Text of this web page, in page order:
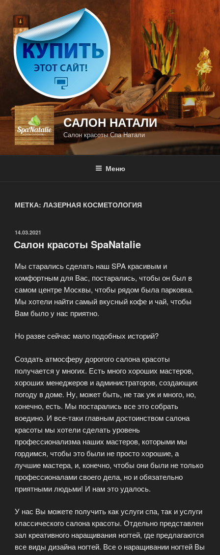
Перейти
содержимому
CАЛОН НАТАЛИ
Салон красоты Спа Натали
Меню
МЕТКА: ЛАЗЕРНАЯ КОСМЕТОЛОГИЯ
ОПУБЛИКОВАНО
14.03.2021
Салон красоты SpaNatalie
Мы старались сделать наш SPA красивым и
комфортным для Вас, постарались, чтобы он был в
самом центре Москвы, чтобы рядом была парковка.
Мы хотели найти самый вкусный кофе и чай, чтобы
Вам было у нас приятно.
Но разве сейчас мало подобных историй?
Создать атмосферу дорогого салона красоты
получается у многих. Есть много хороших мастеров,
хороших менеджеров и администраторов, создающих
погоду в доме. Ну, может быть, не так уж и много, но,
конечно, есть. Мы постарались все это собрать
воедино. И все-таки главным достоинством салона
красоты мы хотели сделать уровень
профессионализма наших мастеров, которыми мы
гордимся, чтобы это были не просто хорошие, а
лучшие мастера, и, конечно, чтобы они были не только
профессионалами своего дела, но и обязательно
приятными людьми! И нам это удалось.
У нас Вы можете получить как услуги спа, так и услуги
классического салона красоты. Отдельно представлен
зал креативного наращивания ногтей, где предлагаются
все виды дизайна ногтей. Все о наращивании ногтей Вы